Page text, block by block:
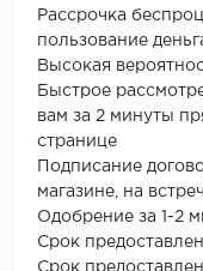
Рассрочка
пользование
Высокая
Быстрое
вам за 2 минуты
странице
Подписание
магазине, на
Одобрение за 1-2
Срок
Срок